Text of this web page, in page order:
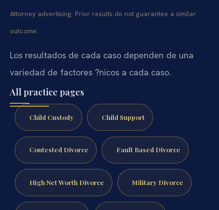
Attorney advertising. Prior results do not guarantee a similar
outcome.
Los resultados de cada caso dependen de una
variedad de factores ?nicos a cada caso.
All practice pages
Child Custody Child Support
Contested Divorce Fault Based Divorce
High Net Worth Divorce Military Divorce